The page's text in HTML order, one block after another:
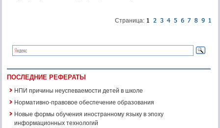
Страница:
ПОСЛЕДНИЕ РЕФЕРАТЫ
НПИ причины неуспеваемости детей в школе
Нормативно-правовое обеспечение образования
Новые формы обучения иностранному языку в эпоху
информационных технологий